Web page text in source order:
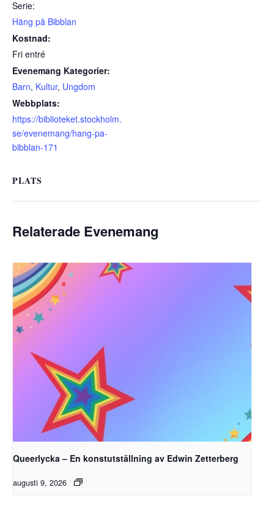
Serie:
Häng på Bibblan
Kostnad:
Fri entré
Evenemang Kategorier:
Barn, Kultur, Ungdom
Webbplats:
https://biblioteket.stockholm.
se/evenemang/hang-pa-
bibblan-171
PLATS
Relaterade Evenemang
Queerlycka – En konstutställning av Edwin Zetterberg
augusti 9, 2026